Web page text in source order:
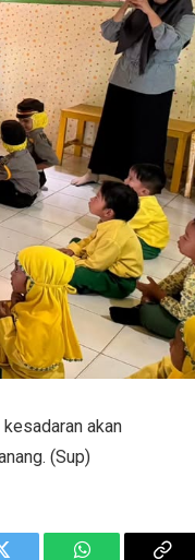
akan
(Sup)